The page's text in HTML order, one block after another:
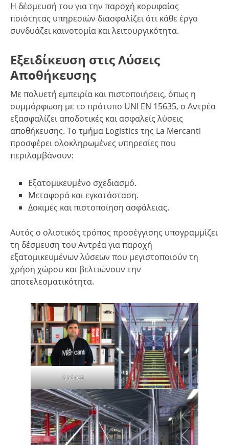
Η δέσμευσή του για την παροχή κορυφαίας
ποιότητας υπηρεσιών διασφαλίζει ότι κάθε έργο
συνδυάζει καινοτομία και λειτουργικότητα.
Εξειδίκευση στις Λύσεις
Αποθήκευσης
Με πολυετή εμπειρία και πιστοποιήσεις, όπως η
συμμόρφωση με το πρότυπο UNI EN 15635, ο Αντρέα
εξασφαλίζει αποδοτικές και ασφαλείς λύσεις
αποθήκευσης. Το τμήμα Logistics της La Mercanti
προσφέρει ολοκληρωμένες υπηρεσίες που
περιλαμβάνουν:
Εξατομικευμένο σχεδιασμό.
Μεταφορά και εγκατάσταση.
Δοκιμές και πιστοποίηση ασφάλειας.
Αυτός ο ολιστικός τρόπος προσέγγισης υπογραμμίζει
τη δέσμευση του Αντρέα για παροχή
εξατομικευμένων λύσεων που μεγιστοποιούν τη
χρήση χώρου και βελτιώνουν την
αποτελεσματικότητα.
Andrea